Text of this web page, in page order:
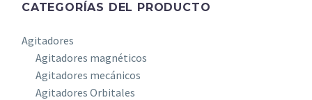
CATEGORÍAS DEL PRODUCTO
Agitadores
Agitadores magnéticos
Agitadores mecánicos
Agitadores Orbitales